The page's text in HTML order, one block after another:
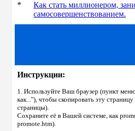
*
Как стать миллионером,
самосовершенствованием.
Инструкции:
1. Используйте Ваш браузер (пункт
как..."), чтобы скопировать эту
страницы).
Сохраните её в Вашей системе, как
promote.htm).